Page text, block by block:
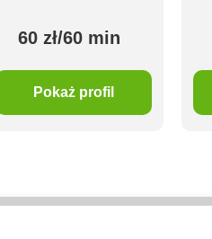
60 zł/60 min
Pokaż profil